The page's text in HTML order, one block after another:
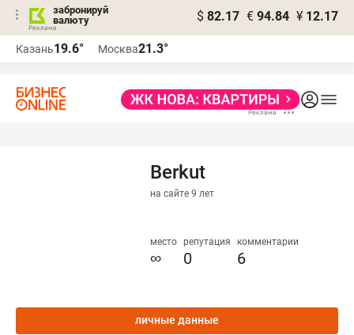
забронируй
валюту
$ 82.17 € 94.84 ¥ 12.17
Казань19.6° Москва21.3°
Berkut
на сайте 9 лет
место
∞
репутация
0
комментарии
6
личные данные